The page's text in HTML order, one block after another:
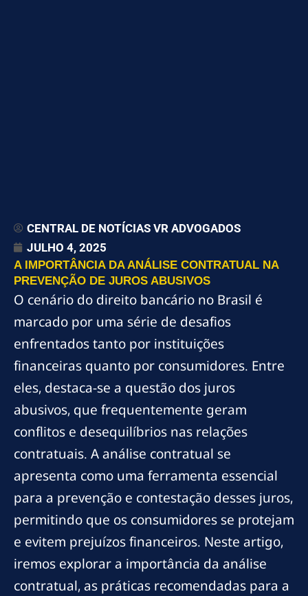
CENTRAL DE NOTÍCIAS VR ADVOGADOS
JULHO 4, 2025
A IMPORTÂNCIA DA ANÁLISE CONTRATUAL NA
PREVENÇÃO DE JUROS ABUSIVOS
O cenário do direito bancário no Brasil é
marcado por uma série de desafios
enfrentados tanto por instituições
financeiras quanto por consumidores. Entre
eles, destaca-se a questão dos juros
abusivos, que frequentemente geram
conflitos e desequilíbrios nas relações
contratuais. A análise contratual se
apresenta como uma ferramenta essencial
para a prevenção e contestação desses juros,
permitindo que os consumidores se protejam
e evitem prejuízos financeiros. Neste artigo,
iremos explorar a importância da análise
contratual, as práticas recomendadas para a